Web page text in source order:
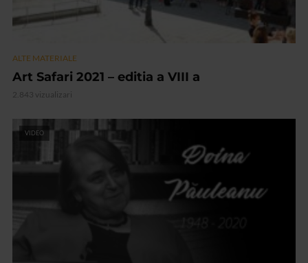
ALTE MATERIALE
Art Safari 2021 – editia a VIII a
2.843 vizualizari
VIDEO